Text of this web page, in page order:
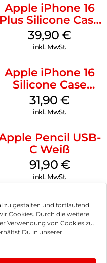
zu gestalten und fortlaufend
Cookies. Durch die weitere
Verwendung von Cookies zu.
Du in unserer
Apple iPhone 16
Plus Silicone Case
MagSafe Plum
39,90€
inkl. MwSt.
Apple iPhone 16
Silicone Case
MagSafe Fuchsia
31,90€
inkl. MwSt.
Pencil USB-
C Weiß
91,90 €
inkl. MwSt.